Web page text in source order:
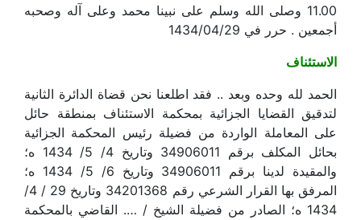
11.00 وصلى الله وسلم على نبينا محمد وعلى آله وصحبه
أجمعين . حرر في 1434/04/29
الاستئناف
الحمد لله وحده وبعد .. فقد اطلعنا نحن قضاة الدائرة الثانية
لتدقيق القضايا الجزائية بمحكمة الاستئناف بمنطقة حائل
على المعاملة الواردة من فضيلة رئيس المحكمة الجزائية
بحائل المكلف برقم 34906011 وتاريخ 4/ 5/ 1434 ه؛
والمقيدة لدينا برقم 34906011 وتاريخ 6/ 5/ 1434 ه؛
المرفق بها القرار الشرعي رقم 34201368 وتاريخ 29 / 4/
1434 ه؛ الصادر من فضيلة الشيخ / …. القاضي بالمحكمة